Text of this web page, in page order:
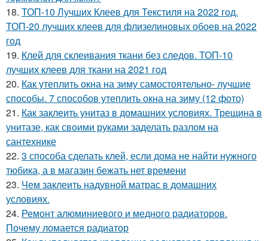
18. ТОП-10 Лучших Клеев для Текстиля на 2022 год.
ТОП-20 лучших клеев для флизелиновых обоев на 2022
год
19. Клей для склеивания ткани без следов. ТОП-10
лучших клеев для ткани на 2021 год
20. Как утеплить окна на зиму самостоятельно- лучшие
способы. 7 способов утеплить окна на зиму (12 фото)
21. Как заклеить унитаз в домашних условиях. Трещина в
унитазе, как своими руками заделать разлом на
сантехнике
22. 3 способа сделать клей, если дома не найти нужного
тюбика, а в магазин бежать нет времени
23. Чем заклеить надувной матрас в домашних
условиях.
24. Ремонт алюминиевого и медного радиаторов.
Почему ломается радиатор